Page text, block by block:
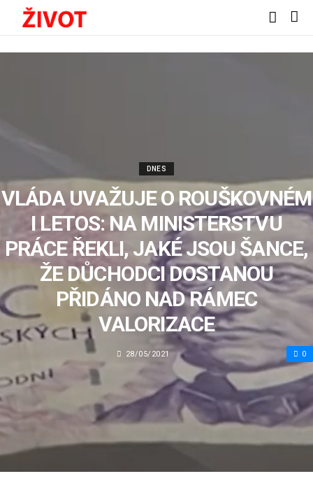
DNES
VLÁDA UVAŽUJE O ROUŠKOVNÉM
I LETOS: NA MINISTERSTVU
PRÁCE ŘEKLI, JAKÉ JSOU ŠANCE,
ŽE DŮCHODCI DOSTANOU
PŘIDÁNO NAD RÁMEC
VALORIZACE
28/05/2021 0